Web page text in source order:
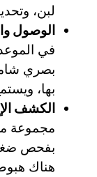
لبن،
الوصول
في
بصري
بها،
الكشف
مجموعة
بفحص ضغط
هناك